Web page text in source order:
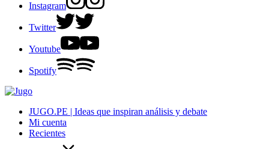
Instagram
Twitter
Youtube
Spotify
JUGO.PE | Ideas que inspiran análisis y debate
Mi cuenta
Recientes